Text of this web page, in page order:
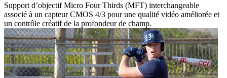
Support d’objectif Micro Four Thirds (MFT) interchangeable
associé à un capteur CMOS 4/3 pour une qualité vidéo améliorée et
un contrôle créatif de la profondeur de champ.